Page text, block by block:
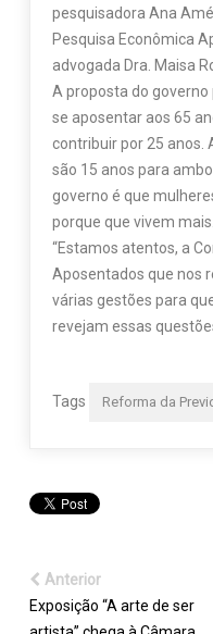
pesquisadora Ana
Pesquisa Econômica
advogada Dra. Maisa
A proposta do
se aposentar aos 65
contribuir por 25 anos.
são 15 anos para
governo é que
porque que vivem mais.
“Estamos atentos, a
Aposentados que nos
várias gestões para
revejam essas
Tags Reforma da
Anterior
Exposição “A arte de ser